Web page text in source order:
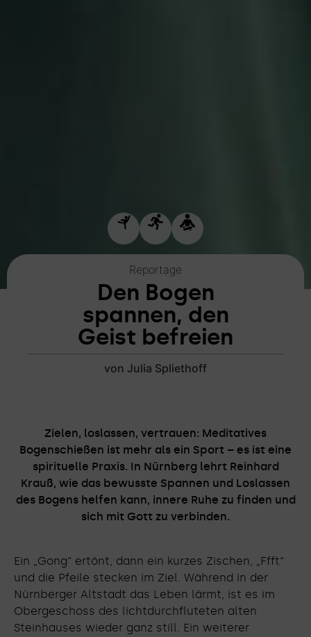
Reportage
Den Bogen
spannen, den
Geist befreien
von Julia Spliethoff
Zielen, loslassen, vertrauen: Meditatives
Bogenschießen ist mehr als ein Sport – es ist eine
spirituelle Praxis. In Nürnberg lehrt Reinhard
Krauß, wie das bewusste Spannen und Loslassen
des Bogens helfen kann, innere Ruhe zu finden und
sich mit Gott zu verbinden.
Ein „Gong“ ertönt, dann ein kurzes Zischen, „Ffft“
und die Pfeile stecken im Ziel. Während in der
Nürnberger Altstadt das Leben lärmt, ist es im
Obergeschoss des lichtdurchfluteten alten
Steinhauses wieder ganz still. Ein weiterer